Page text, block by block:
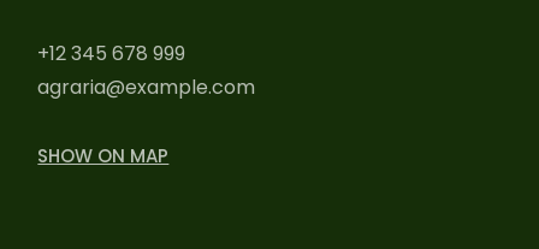
+12 345 678 999
agraria@example.com
SHOW ON MAP